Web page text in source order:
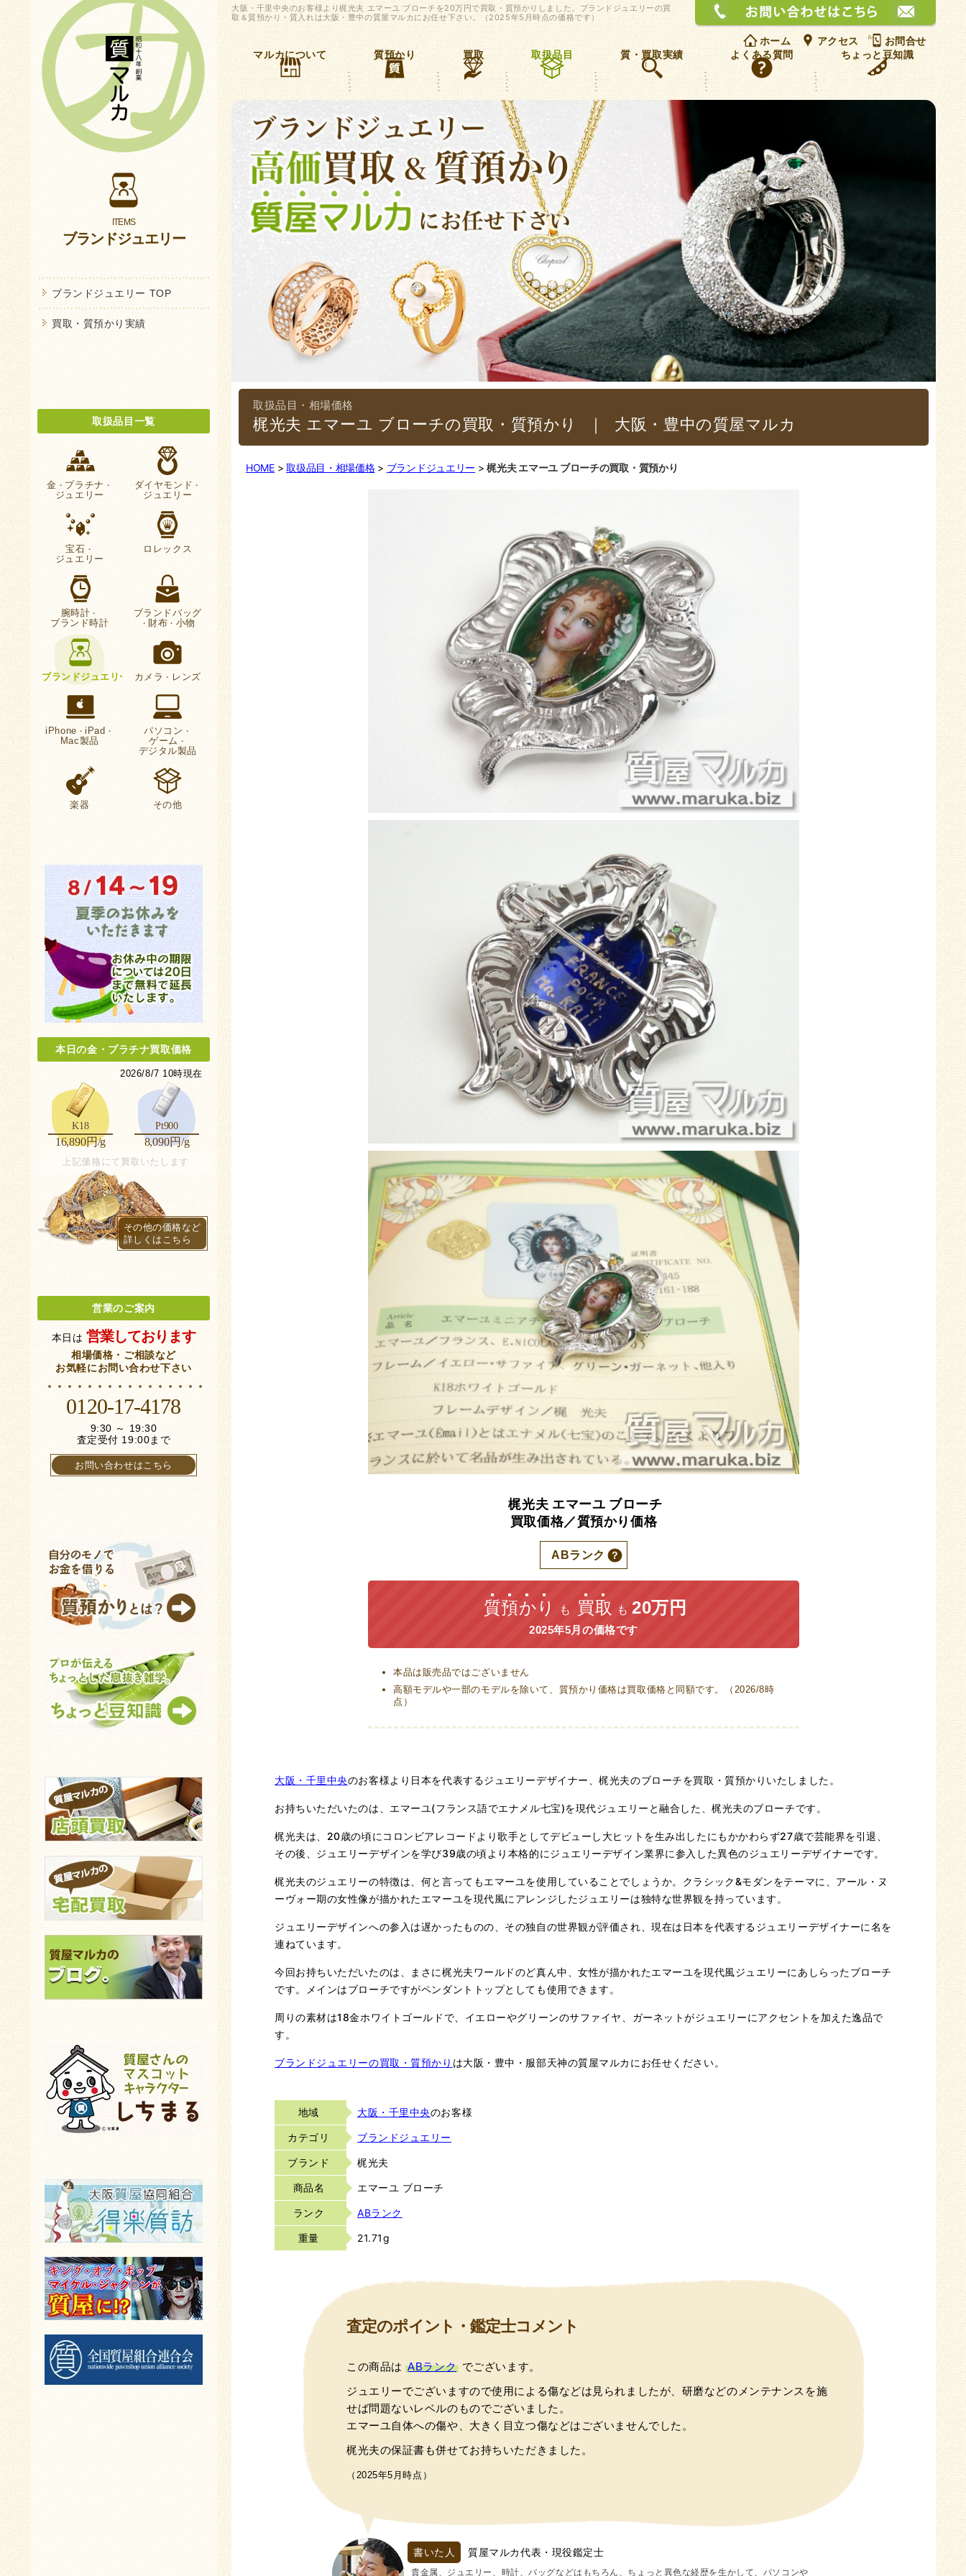
大阪・千里中央のお客様より梶光夫 エマーユ ブローチを20万円で買取・質預かりしました。ブランドジュエリーの買
取＆質預かり・質入れは大阪・豊中の質屋マルカにお任せ下さい。（2025年5月時点の価格です）
ホーム アクセス
お問合せ
マルカについて
質預かり 買取 取扱品目 質・買取実績 よくある質問 ちょっと豆知識
梶光夫 エマーユ ブローチの買取・質預かり ｜大阪・豊中の質屋マルカ
HOME 取扱品目・相場価格 ブランドジュエリー 梶光夫 エマーユ ブローチの買取・質預かり
梶光夫 エマーユ ブローチ
買取価格／質預かり価格
ABランク
質預かり も 買取 も 20万円
2025年5月の価格です
本品は販売品ではございません
高額モデルや一部のモデルを除いて、質預かり価格は買取価格と同額です。（2026/8時
点）
大阪・千里中央のお客様より日本を代表するジュエリーデザイナー、梶光夫のブローチを買取・質預かりいたしました。
お持ちいただいたのは、エマーユ(フランス語でエナメル七宝)を現代ジュエリーと融合した、梶光夫のブローチです。
梶光夫は、20歳の頃にコロンビアレコードより歌手としてデビューし大ヒットを生み出したにもかかわらず27歳で芸能界を引退、
その後、ジュエリーデザインを学び39歳の頃より本格的にジュエリーデザイン業界に参入した異色のジュエリーデザイナーです。
梶光夫のジュエリーの特徴は、何と言ってもエマーユを使用していることでしょうか。クラシック&モダンをテーマに、アール・ヌ
ーヴォー期の女性像が描かれたエマーユを現代風にアレンジしたジュエリーは独特な世界観を持っています。
ジュエリーデザインへの参入は遅かったものの、その独自の世界観が評価され、現在は日本を代表するジュエリーデザイナーに名を
連ねています。
今回お持ちいただいたのは、まさに梶光夫ワールドのど真ん中、女性が描かれたエマーユを現代風ジュエリーにあしらったブローチ
です。メインはブローチですがペンダントトップとしても使用できます。
周りの素材は18金ホワイトゴールドで、イエローやグリーンのサファイヤ、ガーネットがジュエリーにアクセントを加えた逸品で
す。
ブランドジュエリーの買取・質預かり は大阪・豊中・服部天神の質屋マルカにお任せください。
地域 大阪・千里中央のお客様
カテゴリ ブランドジュエリー
ブランド 梶光夫
商品名 エマーユ ブローチ
ランク ABランク
重量 21.71g
査定のポイント・鑑定士コメント
この商品はABランク でございます。
ジュエリーでございますので使用による傷などは見られましたが、研磨などのメンテナンスを施
せば問題ないレベルのものでございました。
エマーユ自体への傷や、大きく目立つ傷などはございませんでした。
梶光夫の保証書も併せてお持ちいただきました。
（2025年5月時点）
書いた人 質屋マルカ代表・現役鑑定士
貴金属、ジュエリー、時計、バッグなどはもちろん、ちょっと異色な経歴を生かして、パソコンや
ブランドジュエリー
ブランドジュエリー TOP
買取・質預かり実績
取扱品目一覧
金 ・ プラチナ ・
ジュエリー
ダイヤモンド ・
ジュエリー
宝石 ・
ジュエリー
ロレックス
腕時計 ・
ブランド時計
ブランドバッグ
・ 財布 ・ 小物
ブランドジュエリー カメラ ・ レンズ
iPhone ・iPad ・
Mac製品
パソコン ・
ゲーム ・
デジタル製品
楽器 その他
本日の金 ・ プラチナ買取価格
2026/8/7 10時現在
K18
16,890円/g
Pt900
8,090円/g
上記価格にて買取いたします
その他の価格など
詳しくはこちら
営業のご案内
本日は 営業しております
相場価格・ご相談など
お気軽にお問い合わせ下さい
0120-17-4178
9:30 ～ 19:30
査定受付 19:00まで
お問い合わせはこちら